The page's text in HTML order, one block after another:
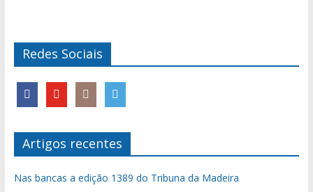
Redes Sociais
Artigos recentes
Nas bancas a edição 1389 do Tribuna da Madeira